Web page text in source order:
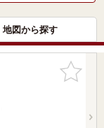
地図から探す
お気に入
りに追加